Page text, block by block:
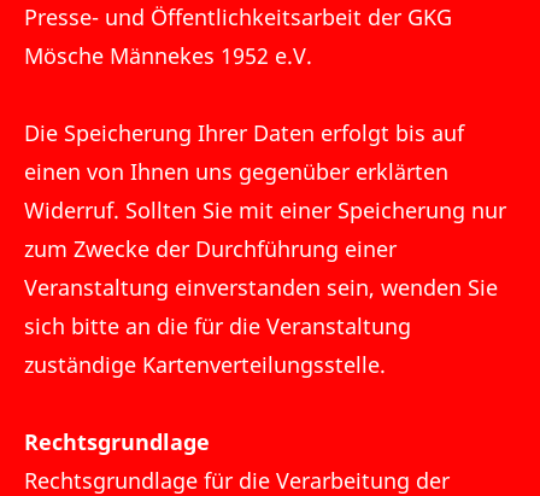
Presse- und Öffentlichkeitsarbeit der GKG
Mösche Männekes 1952 e.V.
Die Speicherung Ihrer Daten erfolgt bis auf
einen von Ihnen uns gegenüber erklärten
Widerruf. Sollten Sie mit einer Speicherung nur
zum Zwecke der Durchführung einer
Veranstaltung einverstanden sein, wenden Sie
sich bitte an die für die Veranstaltung
zuständige Kartenverteilungsstelle.
Rechtsgrundlage
Rechtsgrundlage für die Verarbeitung der